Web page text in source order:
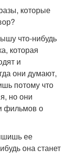
которые
что-нибудь
которая
и
они думают,
потому что
но они
фильмов о
ее
она станет